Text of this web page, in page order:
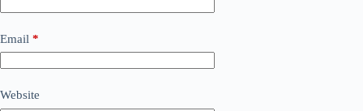
Email *
Website